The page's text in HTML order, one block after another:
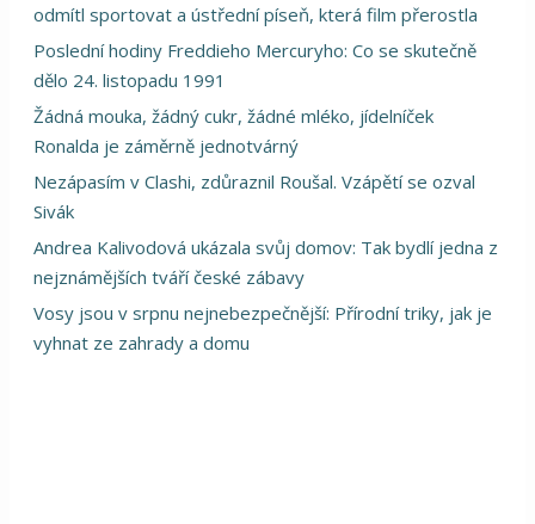
odmítl sportovat a ústřední píseň, která film přerostla
Poslední hodiny Freddieho Mercuryho: Co se skutečně
dělo 24. listopadu 1991
Žádná mouka, žádný cukr, žádné mléko, jídelníček
Ronalda je záměrně jednotvárný
Nezápasím v Clashi, zdůraznil Roušal. Vzápětí se ozval
Sivák
Andrea Kalivodová ukázala svůj domov: Tak bydlí jedna z
nejznámějších tváří české zábavy
Vosy jsou v srpnu nejnebezpečnější: Přírodní triky, jak je
vyhnat ze zahrady a domu